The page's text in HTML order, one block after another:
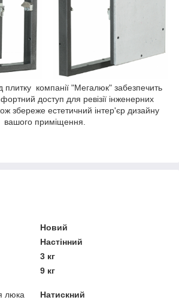
плитку компанії "Мегалюк" забезпечить
доступ для ревізії інженерних
збереже естетичний інтер'єр дизайну
вашого приміщення.
Новий
Настінний
3 кг
9 кг
люка
Натискний